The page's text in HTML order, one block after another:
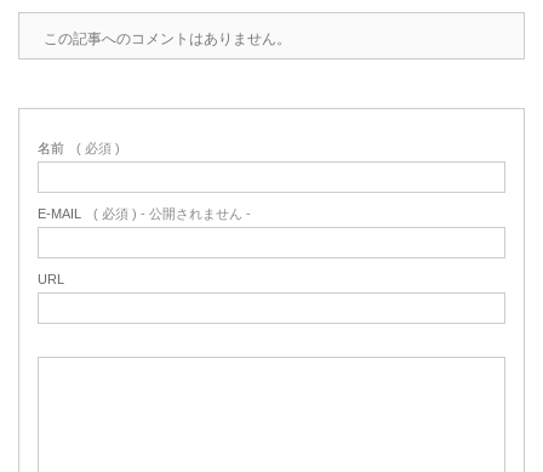
この記事へのコメントはありません。
名前 ( 必須 )
E-MAIL ( 必須 ) - 公開されません -
URL